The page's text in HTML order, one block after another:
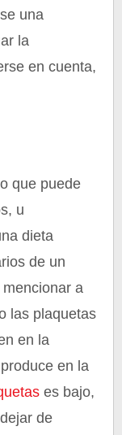
una
la
en cuenta,
que puede
u
dieta
de un
a
las plaquetas
en la
en la
es bajo,
de